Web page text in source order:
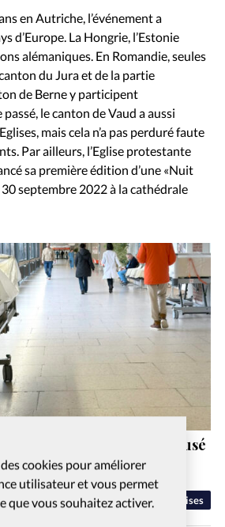
cookies pour améliorer
utilisateur et vous permet
que vous souhaitez activer.
en Autriche, l’événement a
d’Europe. La Hongrie, l’Estonie
alémaniques. En Romandie, seules
du Jura et de la partie
de Berne y participent
le canton de Vaud a aussi
mais cela n’a pas perduré faute
Par ailleurs, l’Eglise protestante
sa première édition d’une «Nuit
septembre 2022 à la cathédrale
Eglises
de la vallée de Joux accusé